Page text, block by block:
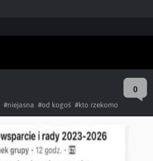
0
#niejasna #od kogoś #kto rzekomo